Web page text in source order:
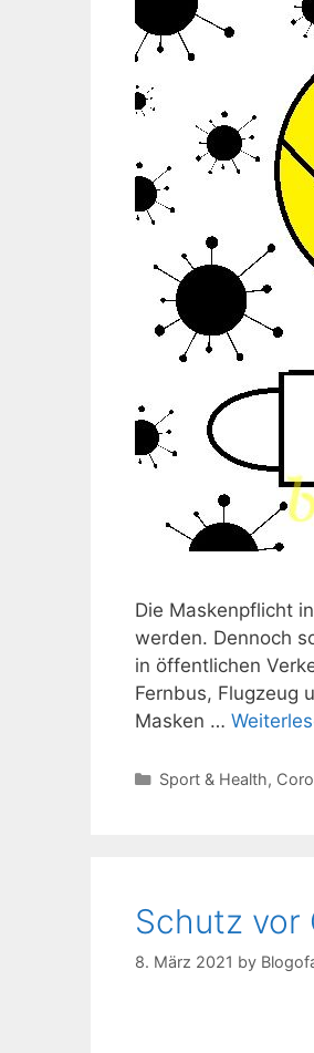
Die Maskenpflicht
werden. Dennoch
in öffentlichen
Fernbus, Flugzeug
Masken …
Kategorien
Sport & Health,
Schutz vor
8. März 2021 by